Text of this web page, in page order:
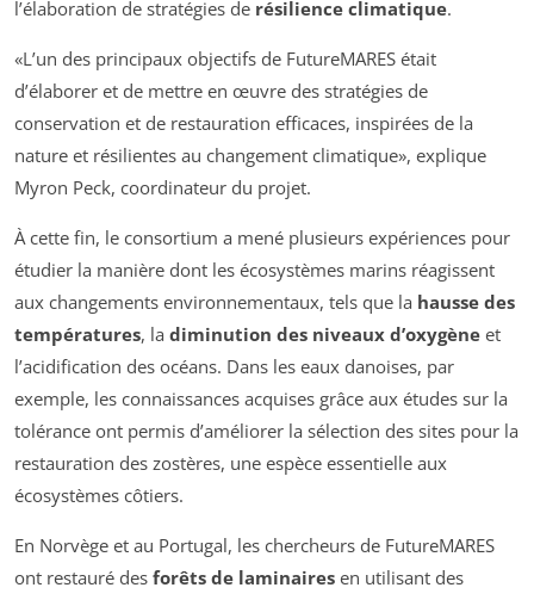
l’élaboration de stratégies de résilience climatique.
«L’un des principaux objectifs de FutureMARES était
d’élaborer et de mettre en œuvre des stratégies de
conservation et de restauration efficaces, inspirées de la
nature et résilientes au changement climatique», explique
Myron Peck, coordinateur du projet.
À cette fin, le consortium a mené plusieurs expériences pour
étudier la manière dont les écosystèmes marins réagissent
aux changements environnementaux, tels que la hausse des
températures, la diminution des niveaux d’oxygène et
l’acidification des océans. Dans les eaux danoises, par
exemple, les connaissances acquises grâce aux études sur la
tolérance ont permis d’améliorer la sélection des sites pour la
restauration des zostères, une espèce essentielle aux
écosystèmes côtiers.
En Norvège et au Portugal, les chercheurs de FutureMARES
ont restauré des forêts de laminaires en utilisant des